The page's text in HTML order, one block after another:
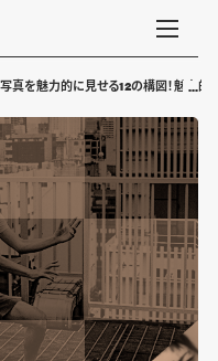
写真を魅力的に見せる12の構図！魅力